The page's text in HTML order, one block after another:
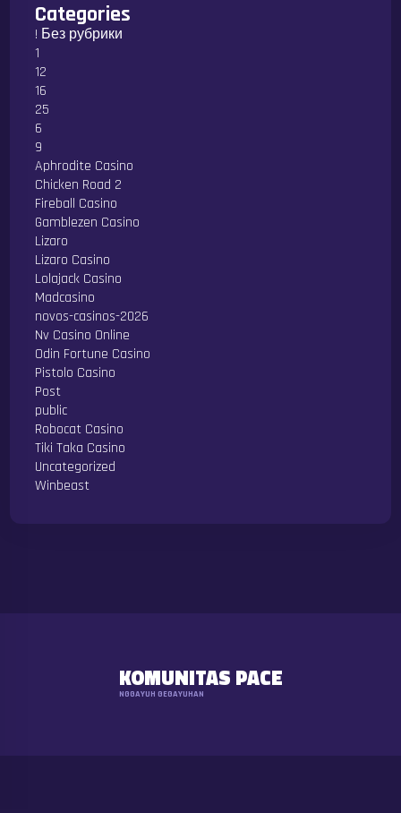
Categories
! Без рубрики
1
12
16
25
6
9
Aphrodite Casino
Chicken Road 2
Fireball Casino
Gamblezen Casino
Lizaro
Lizaro Casino
Lolajack Casino
Madcasino
novos-casinos-2026
Nv Casino Online
Odin Fortune Casino
Pistolo Casino
Post
public
Robocat Casino
Tiki Taka Casino
Uncategorized
Winbeast
KOMUNITAS PACE
NGGAYUH GEGAYUHAN